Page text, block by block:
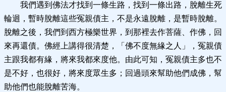
我們遇到佛法才找到一條生路，找到一條出路，脫離生死
輪迴，暫時脫離這些冤親債主，不是永遠脫離，是暫時脫離。
脫離之後，我們到西方極樂世界，到那裡去作菩薩、作佛，回
來再還債。佛經上講得很清楚，「佛不度無緣之人」，冤親債
主跟我都有緣，將來我都來度他。由此可知，冤親債主多也不
是不好，也很好，將來度眾生多；回過頭來幫助他們成佛，幫
助他們也能脫離苦海。